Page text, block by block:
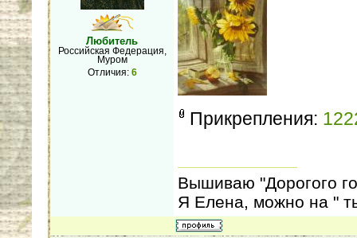
Любитель
Российская Федерация,
Муром
Отличия: 6
Прикрепления:
Вышиваю "Дорогого
Я Елена, можно на "